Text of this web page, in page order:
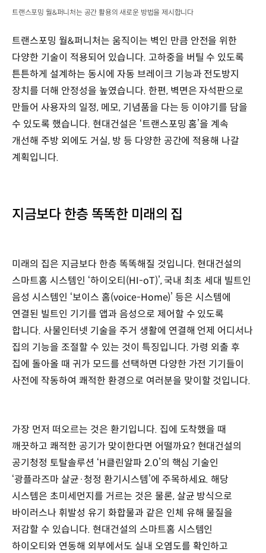
트랜스포밍 월&퍼니처는 공간 활용의 새로운 방법을 제시합니다
트랜스포밍 월&퍼니처는 움직이는 벽인 만큼 안전을 위한
다양한 기술이 적용되어 있습니다. 고하중을 버틸 수 있도록
튼튼하게 설계하는 동시에 자동 브레이크 기능과 전도방지
장치를 더해 안정성을 높였습니다. 한편, 벽면은 자석판으로
만들어 사용자의 일정, 메모, 기념품을 다는 등 이야기를 담을
수 있도록 했습니다. 현대건설은 ‘트랜스포밍 홈’을 계속
개선해 주방 외에도 거실, 방 등 다양한 공간에 적용해 나갈
계획입니다.
지금보다 한층 똑똑한 미래의 집
미래의 집은 지금보다 한층 똑똑해질 것입니다. 현대건설의
스마트홈 시스템인 ‘하이오티(HI-oT)’, 국내 최초 세대 빌트인
음성 시스템인 ‘보이스 홈(voice-Home)’ 등은 시스템에
연결된 빌트인 기기를 앱과 음성으로 제어할 수 있도록
합니다. 사물인터넷 기술을 주거 생활에 연결해 언제 어디서나
집의 기능을 조절할 수 있는 것이 특징입니다. 가령 외출 후
집에 돌아올 때 귀가 모드를 선택하면 다양한 가전 기기들이
사전에 작동하여 쾌적한 환경으로 여러분을 맞이할 것입니다.
가장 먼저 떠오르는 것은 환기입니다. 집에 도착했을 때
깨끗하고 쾌적한 공기가 맞이한다면 어떨까요? 현대건설의
공기청정 토탈솔루션 ‘H클린알파 2.0’의 핵심 기술인
‘광플라즈마 살균·청정 환기시스템’에 주목하세요. 해당
시스템은 초미세먼지를 거르는 것은 물론, 살균 방식으로
바이러스나 휘발성 유기 화합물과 같은 인체 유해 물질을
저감할 수 있습니다. 현대건설의 스마트홈 시스템인
하이오티와 연동해 외부에서도 실내 오염도를 확인하고